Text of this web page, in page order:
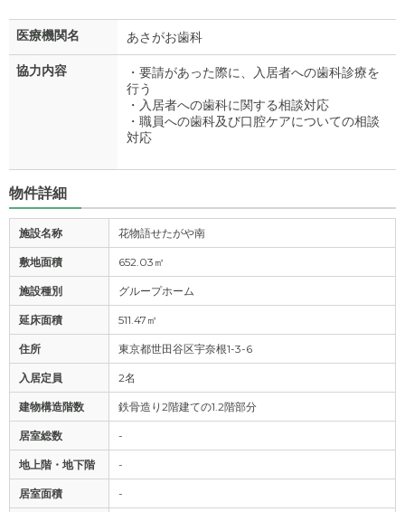
医療機関名 あさがお歯科
協力内容
・要請があった際に、入居者への歯科診療を
行う
・入居者への歯科に関する相談対応
・職員への歯科及び口腔ケアについての相談
対応
物件詳細
施設名称 花物語せたがや南
敷地面積 652.03㎡
施設種別 グループホーム
延床面積 511.47㎡
住所 東京都世田谷区宇奈根1-3-6
入居定員 2名
建物構造階数 鉄骨造り2階建ての1.2階部分
居室総数 -
地上階・地下階 -
居室面積 -